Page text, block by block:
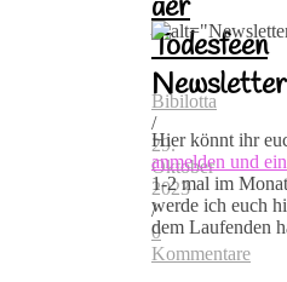
der
Todesfeen
Bibilotta
/
29.
Oktober
2023
/
0
Kommentare
Hier könnt ihr
anmelden und
1-2 mal im
werde ich euch
dem Laufenden